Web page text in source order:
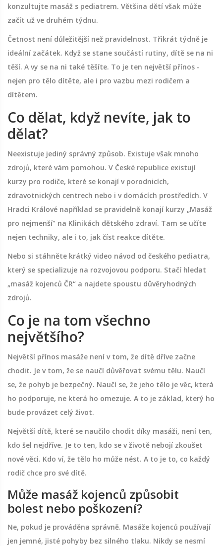
konzultujte masáž s pediatrem. Většina dětí však může
začít už ve druhém týdnu.
Četnost není důležitější než pravidelnost. Třikrát týdně je
ideální začátek. Když se stane součástí rutiny, dítě se na ni
těší. A vy se na ni také těšíte. To je ten největší přínos -
nejen pro tělo dítěte, ale i pro vazbu mezi rodičem a
dítětem.
Co dělat, když nevíte, jak to
dělat?
Neexistuje jediný správný způsob. Existuje však mnoho
zdrojů, které vám pomohou. V České republice existují
kurzy pro rodiče, které se konají v porodnicích,
zdravotnických centrech nebo i v domácích prostředích. V
Hradci Králové například se pravidelně konají kurzy „Masáž
pro nejmenší“ na Klinikách dětského zdraví. Tam se učíte
nejen techniky, ale i to, jak číst reakce dítěte.
Nebo si stáhněte krátký video návod od českého pediatra,
který se specializuje na rozvojovou podporu. Stačí hledat
„masáž kojenců ČR“ a najdete spoustu důvěryhodných
zdrojů.
Co je na tom všechno
největšího?
Největší přínos masáže není v tom, že dítě dříve začne
chodit. Je v tom, že se naučí důvěřovat svému tělu. Naučí
se, že pohyb je bezpečný. Naučí se, že jeho tělo je věc, která
ho podporuje, ne která ho omezuje. A to je základ, který ho
bude provázet celý život.
Největší dítě, které se naučilo chodit díky masáži, není ten,
kdo šel nejdříve. Je to ten, kdo se v životě nebojí zkoušet
nové věci. Kdo ví, že tělo ho může nést. A to je to, co každý
rodič chce pro své dítě.
Může masáž kojenců způsobit
bolest nebo poškození?
Ne, pokud je prováděna správně. Masáže kojenců používají
jen jemné, jisté pohyby bez silného tlaku. Nikdy se nesmí